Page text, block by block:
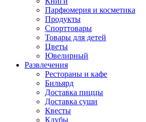
Парфюмерия и косметика
Продукты
Спорттовары
Товары для детей
Цветы
Ювелирный
Развлечения
Рестораны и кафе
Бильярд
Доставка пиццы
Доставка суши
Квесты
Клубы